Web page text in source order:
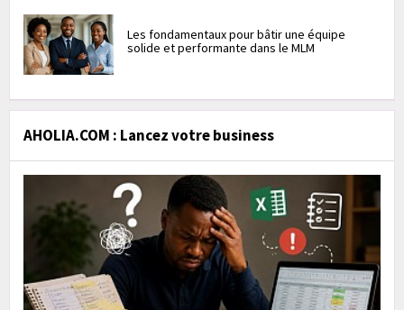
Les fondamentaux pour bâtir une équipe
solide et performante dans le MLM
AHOLIA.COM : Lancez votre business